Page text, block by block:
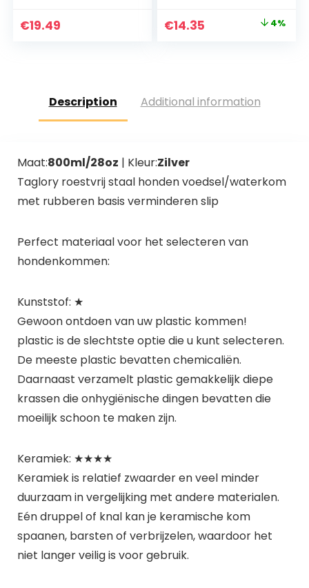
€19.49
Training Traktatie
Mat
Original
€14.35 4%
Description Additional information
Maat:800ml/28oz | Kleur:Zilver
Taglory roestvrij staal honden voedsel/waterkom
met rubberen basis verminderen slip
Perfect materiaal voor het selecteren van
hondenkommen:
Kunststof: ★
Gewoon ontdoen van uw plastic kommen!
plastic is de slechtste optie die u kunt selecteren.
De meeste plastic bevatten chemicaliën.
Daarnaast verzamelt plastic gemakkelijk diepe
krassen die onhygiënische dingen bevatten die
moeilijk schoon te maken zijn.
Keramiek: ★★★★
Keramiek is relatief zwaarder en veel minder
duurzaam in vergelijking met andere materialen.
Eén druppel of knal kan je keramische kom
spaanen, barsten of verbrijzelen, waardoor het
niet langer veilig is voor gebruik.